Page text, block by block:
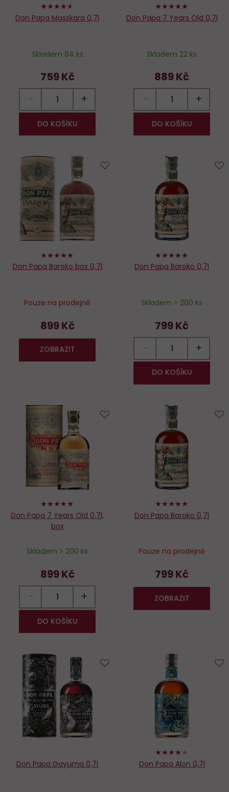
90%
Don Papa Masskara 0,7l
Skladem 84 ks
759 Kč
− +
DO KOŠÍKU
98%
Don Papa 7 Years Old 0,7l
Skladem 22 ks
889 Kč
− +
DO KOŠÍKU
96%
Don Papa Baroko box 0,7l
Pouze na prodejně
899 Kč
ZOBRAZIT
100%
Don Papa Baroko 0,7l
Skladem > 200 ks
799 Kč
− +
DO KOŠÍKU
100%
Don Papa 7 Years Old 0,7l,
box
Skladem > 200 ks
899 Kč
− +
DO KOŠÍKU
96%
Don Papa Baroko 0,7l
Pouze na prodejně
799 Kč
ZOBRAZIT
Don Papa Gayuma 0,7l
80%
Don Papa Alon 0,7l